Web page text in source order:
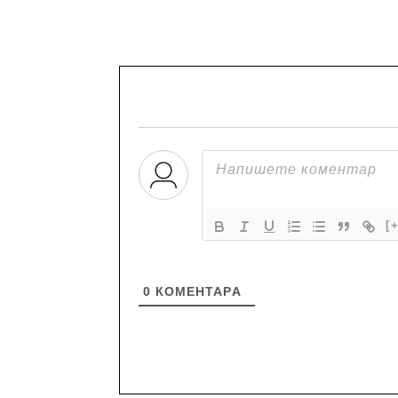
0 КОМЕНТАРA